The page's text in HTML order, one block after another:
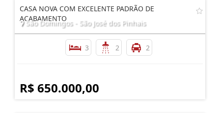
CASA NOVA COM EXCELENTE PADRÃO DE
ACABAMENTO
São Domingos - São José dos Pinhais
3 2 2
R$ 650.000,00